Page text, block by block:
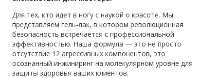
Для тех, кто идет в ногу с наукой о красоте. Мы
представляем гель-лак, в котором революционная
безопасность встречается с профессиональной
эффективностью. Наша формула — это не просто
отсутствие 12 агрессивных компонентов, это
осознанный инжиниринг на молекулярном уровне для
защиты здоровья ваших клиентов.